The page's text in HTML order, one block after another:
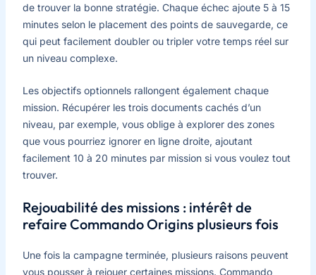
de trouver la bonne stratégie. Chaque échec ajoute 5 à 15
minutes selon le placement des points de sauvegarde, ce
qui peut facilement doubler ou tripler votre temps réel sur
un niveau complexe.
Les objectifs optionnels rallongent également chaque
mission. Récupérer les trois documents cachés d’un
niveau, par exemple, vous oblige à explorer des zones
que vous pourriez ignorer en ligne droite, ajoutant
facilement 10 à 20 minutes par mission si vous voulez tout
trouver.
Rejouabilité des missions : intérêt de
refaire Commando Origins plusieurs fois
Une fois la campagne terminée, plusieurs raisons peuvent
vous pousser à rejouer certaines missions. Commando